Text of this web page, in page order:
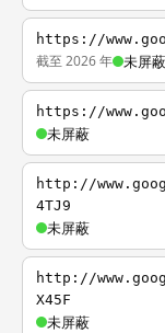
https://
截至 2026 年 未屏蔽
https://
未屏蔽
http://
4TJ9
未屏蔽
http://
X45F
未屏蔽